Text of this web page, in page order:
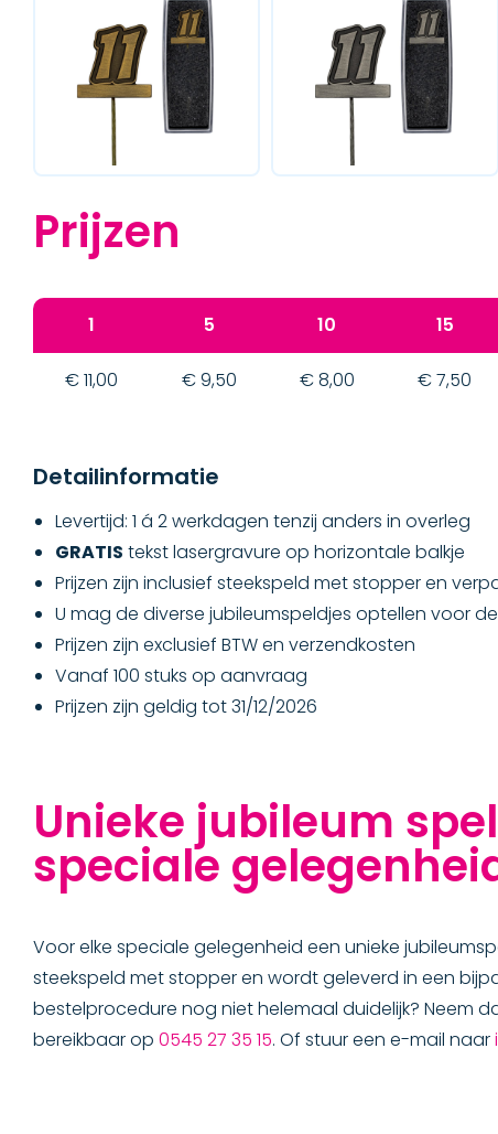
Prijzen
1 5 10 15
€ 11,00 € 9,50 € 8,00 € 7,50
Detailinformatie
Levertijd: 1 á 2 werkdagen tenzij anders in overleg
GRATIS tekst lasergravure op horizontale balkje
Prijzen zijn inclusief steekspeld met stopper en
U mag de diverse jubileumspeldjes optellen voor
Prijzen zijn exclusief BTW en verzendkosten
Vanaf 100 stuks op aanvraag
Prijzen zijn geldig tot 31/12/2026
Unieke jubileum
speciale
Voor elke speciale gelegenheid een unieke
steekspeld met stopper en wordt geleverd in een
bestelprocedure nog niet helemaal duidelijk? Neem
bereikbaar op 0545 27 35 15. Of stuur een e-mail naar